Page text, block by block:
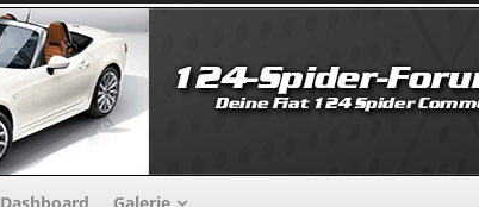
Dashboard Galerie